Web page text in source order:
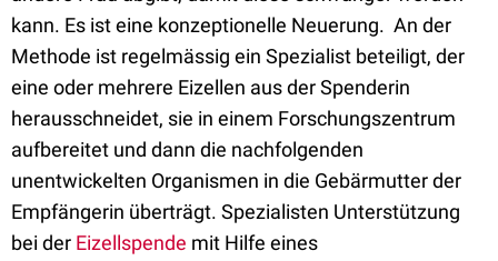
kann. Es ist eine konzeptionelle Neuerung. An der
Methode ist regelmässig ein Spezialist beteiligt, der
eine oder mehrere Eizellen aus der Spenderin
herausschneidet, sie in einem Forschungszentrum
aufbereitet und dann die nachfolgenden
unentwickelten Organismen in die Gebärmutter der
Empfängerin überträgt. Spezialisten Unterstützung
bei der Eizellspende mit Hilfe eines